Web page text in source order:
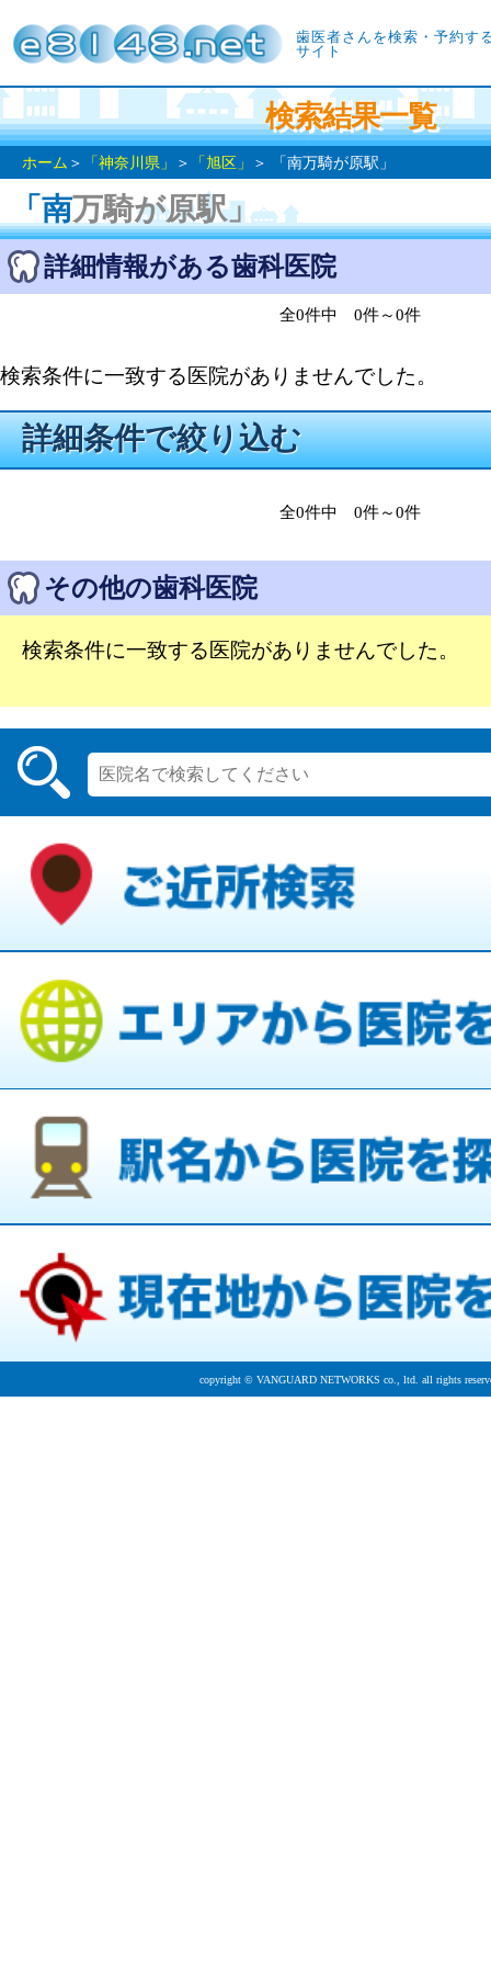
歯医者さんを検索・予約す
サイト
検索結果一覧
ホーム ＞ 「神奈川県」 ＞ 「旭区」 ＞ 「南万騎が原駅」
「南万騎が原駅」
詳細情報がある歯科医院
全0件中 0件～0件
検索条件に一致する医院がありませんでした。
詳細条件で絞り込む
全0件中 0件～0件
その他の歯科医院
検索条件に一致する医院がありませんでした。
copyright © VANGUARD NETWORKS co., ltd. all rights